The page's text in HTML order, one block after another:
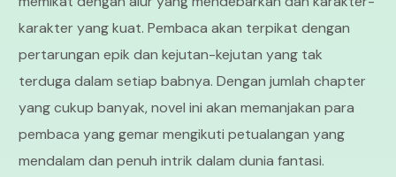
karakter yang kuat. Pembaca akan terpikat dengan
pertarungan epik dan kejutan-kejutan yang tak
terduga dalam setiap babnya. Dengan jumlah chapter
yang cukup banyak, novel ini akan memanjakan para
pembaca yang gemar mengikuti petualangan yang
mendalam dan penuh intrik dalam dunia fantasi.